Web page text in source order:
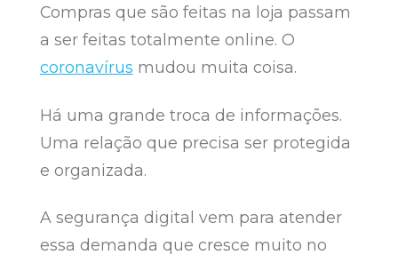
Compras que são feitas na loja passam
a ser feitas totalmente online. O
coronavírus mudou muita coisa.
Há uma grande troca de informações.
Uma relação que precisa ser protegida
e organizada.
A segurança digital vem para atender
essa demanda que cresce muito no